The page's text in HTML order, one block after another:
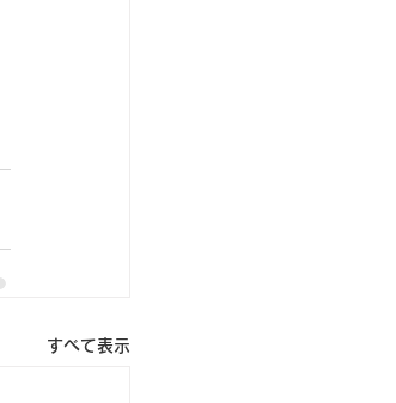
すべて表示